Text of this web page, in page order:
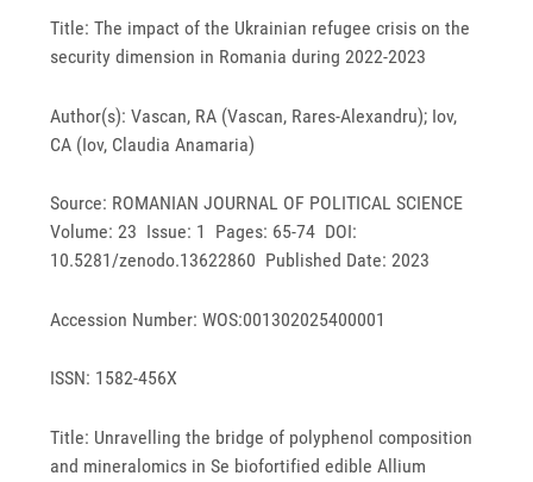
Title: The impact of the Ukrainian refugee crisis on the
security dimension in Romania during 2022-2023
Author(s): Vascan, RA (Vascan, Rares-Alexandru); Iov,
CA (Iov, Claudia Anamaria)
Source: ROMANIAN JOURNAL OF POLITICAL SCIENCE
Volume: 23 Issue: 1 Pages: 65-74 DOI:
10.5281/zenodo.13622860 Published Date: 2023
Accession Number: WOS:001302025400001
ISSN: 1582-456X
Title: Unravelling the bridge of polyphenol composition
and mineralomics in Se biofortified edible Allium